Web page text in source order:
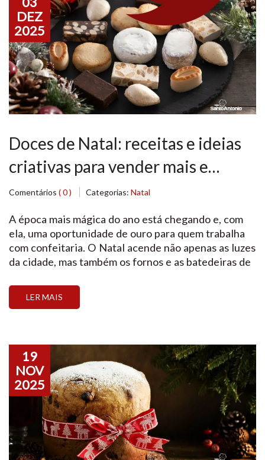
Doces de Natal: receitas e ideias
criativas para vender mais e
encantar seus clientes
Comentários ( 0 ) Categorias: Natal
A época mais mágica do ano está chegando e, com
ela, uma oportunidade de ouro para quem trabalha
com confeitaria. O Natal acende não apenas as luzes
da cidade, mas também os fornos e as batedeiras de
temporada em que a busca por sabores que abraçam,
presentes que […]
LER MAIS
DEZ
2025
19
NOV
2025